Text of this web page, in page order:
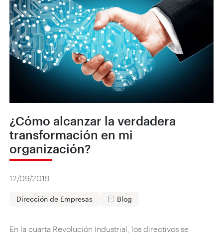
¿Cómo alcanzar la verdadera
transformación en mi
organización?
12/09/2019
Dirección de Empresas Blog
En la cuarta Revolución Industrial, los directivos se